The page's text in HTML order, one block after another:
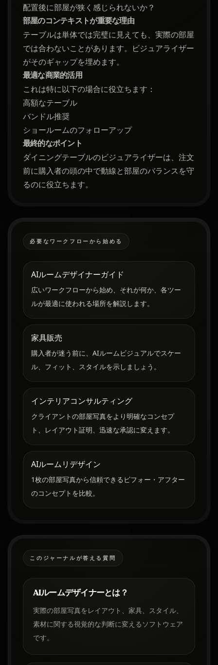
配置後に部屋が狭く感じられないか？
部屋のコンテキストが重要な理由
テーブルは単体では完璧に見えても、実際の部屋
では合わないことがあります。ビジュアライザー
がそのギャップを埋めます。
最適な商業的活用
これは特に以下の場合に役立ちます：
高額なテーブル
バンドル推奨
ショールームのフォローアップ
最終的なポイント
ダイニングテーブルのビジュアライザーは、注文
前に購入者の頭の中で動線と部屋のバランスを守
るのに役立ちます。
必要なワークフローから始める
AIルームデザイナーガイド
広いワークフローから始め、それが何か、各ツー
ルが最適に使われる場所を解説します。
家具販売
購入者が迷う前に、AIルームビジュアルでスケー
ル、フィット、スタイルを示しましょう。
インテリアコンサルティング
クライアントの部屋写真をより明確なコンセプ
ト、レイアウト証明、迅速な承認に変えます。
AIルームリデザイン
1枚の部屋写真から信頼できるビフォー・アフター
のコンセプトを比較。
このジャーナルが答える質問
AIルームデザイナーとは？
実際の部屋写真をレイアウト、家具、スタイル、
素材に関する視覚的な判断に変えるソフトウェア
です。